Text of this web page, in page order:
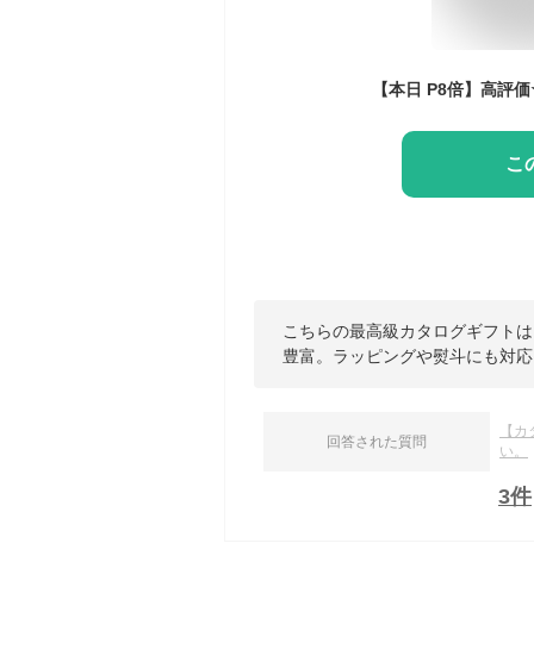
こ
こちらの最高級カタログギフト
豊富。ラッピングや熨斗にも対
回答された質問
【
い。
3件